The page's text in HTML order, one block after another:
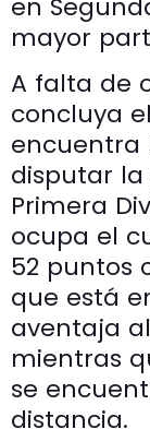
en
mayor
A falta de
concluya
encuentra
disputar
Primera
ocupa el
52 puntos
que está
aventaja
mientras
se
distancia.